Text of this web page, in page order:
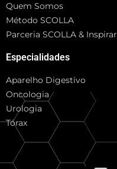
Quem Somos
Método SCOLLA
Parceria SCOLLA & Inspirar
Especialidades
Aparelho Digestivo
Oncologia
Urologia
Tórax